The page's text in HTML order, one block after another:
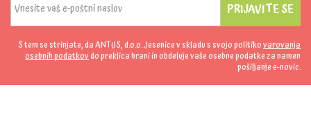
PRIJAVITE SE
S tem se strinjate, da ANTUS, d.o.o. Jesenice v skladu s svojo politikovarovanja
osebnih podatkovdo preklica hrani in obdeluje vaše osebne podatke za namen
pošiljanje e-novic.